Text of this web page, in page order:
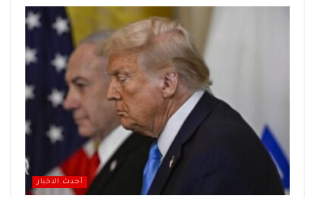
أحدث الاخبار